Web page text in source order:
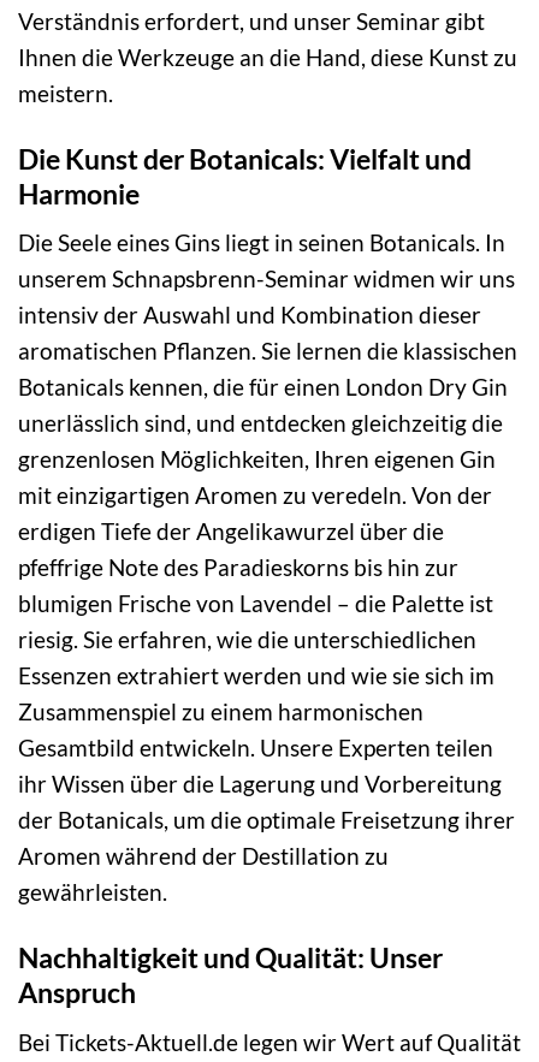
Verständnis erfordert, und unser Seminar gibt
Ihnen die Werkzeuge an die Hand, diese Kunst zu
meistern.
Die Kunst der Botanicals: Vielfalt und
Harmonie
Die Seele eines Gins liegt in seinen Botanicals. In
unserem Schnapsbrenn-Seminar widmen wir uns
intensiv der Auswahl und Kombination dieser
aromatischen Pflanzen. Sie lernen die klassischen
Botanicals kennen, die für einen London Dry Gin
unerlässlich sind, und entdecken gleichzeitig die
grenzenlosen Möglichkeiten, Ihren eigenen Gin
mit einzigartigen Aromen zu veredeln. Von der
erdigen Tiefe der Angelikawurzel über die
pfeffrige Note des Paradieskorns bis hin zur
blumigen Frische von Lavendel – die Palette ist
riesig. Sie erfahren, wie die unterschiedlichen
Essenzen extrahiert werden und wie sie sich im
Zusammenspiel zu einem harmonischen
Gesamtbild entwickeln. Unsere Experten teilen
ihr Wissen über die Lagerung und Vorbereitung
der Botanicals, um die optimale Freisetzung ihrer
Aromen während der Destillation zu
gewährleisten.
Nachhaltigkeit und Qualität: Unser
Anspruch
Bei Tickets-Aktuell.de legen wir Wert auf Qualität